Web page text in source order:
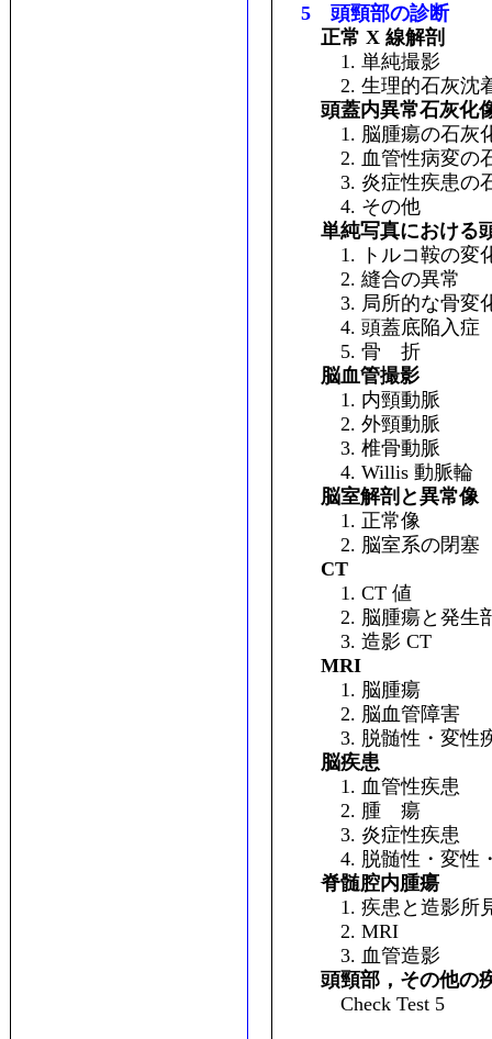
5 頭頸部の診断
正常 X 線解剖
1. 単純撮影
2. 生理的石灰沈
頭蓋内異常石灰化
1. 脳腫瘍の石灰
2. 血管性病変の
3. 炎症性疾患の
4. その他
単純写真における
1. トルコ鞍の変
2. 縫合の異常
3. 局所的な骨変
4. 頭蓋底陥入症
5. 骨 折
脳血管撮影
1. 内頸動脈
2. 外頸動脈
3. 椎骨動脈
4. Willis 動脈輪
脳室解剖と異常像
1. 正常像
2. 脳室系の閉塞
CT
1. CT 値
2. 脳腫瘍と発生部
3. 造影 CT
MRI
1. 脳腫瘍
2. 脳血管障害
3. 脱髄性・変性
脳疾患
1. 血管性疾患
2. 腫 瘍
3. 炎症性疾患
4. 脱髄性・変性・
脊髄腔内腫瘍
1. 疾患と造影所
2. MRI
3. 血管造影
頭頸部，その他の
Check Test 5